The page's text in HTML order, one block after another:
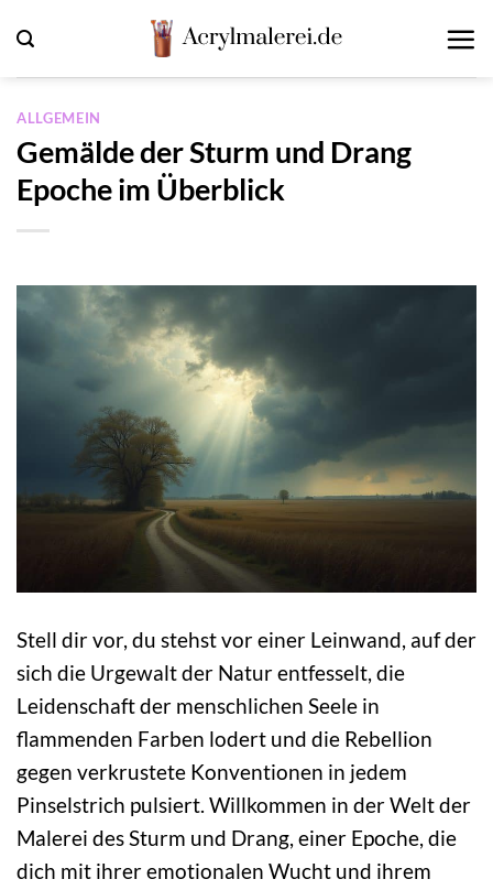
Inhalt
springen
ALLGEMEIN
Gemälde der Sturm und Drang
Epoche im Überblick
Stell dir vor, du stehst vor einer Leinwand, auf der
sich die Urgewalt der Natur entfesselt, die
Leidenschaft der menschlichen Seele in
flammenden Farben lodert und die Rebellion
gegen verkrustete Konventionen in jedem
Pinselstrich pulsiert. Willkommen in der Welt der
Malerei des Sturm und Drang, einer Epoche, die
dich mit ihrer emotionalen Wucht und ihrem